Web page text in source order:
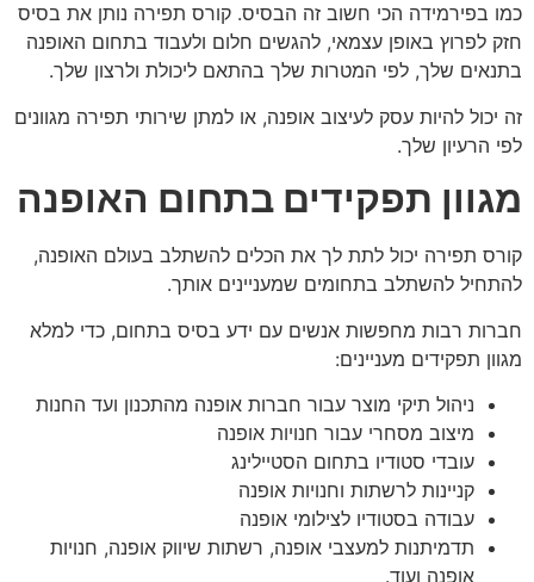
כמו בפירמידה הכי חשוב זה הבסיס. קורס תפירה נותן את בסיס
חזק לפרוץ באופן עצמאי, להגשים חלום ולעבוד בתחום האופנה
בתנאים שלך, לפי המטרות שלך בהתאם ליכולת ולרצון שלך.
זה יכול להיות עסק לעיצוב אופנה, או למתן שירותי תפירה מגוונים
לפי הרעיון שלך.
מגוון תפקידים בתחום האופנה
קורס תפירה יכול לתת לך את הכלים להשתלב בעולם האופנה,
להתחיל להשתלב בתחומים שמעניינים אותך.
חברות רבות מחפשות אנשים עם ידע בסיס בתחום, כדי למלא
מגוון תפקידים מעניינים:
ניהול תיקי מוצר עבור חברות אופנה מהתכנון ועד החנות
מיצוב מסחרי עבור חנויות אופנה
עובדי סטודיו בתחום הסטיילינג
קניינות לרשתות וחנויות אופנה
עבודה בסטודיו לצילומי אופנה
תדמיתנות למעצבי אופנה, רשתות שיווק אופנה, חנויות
אופנה ועוד.